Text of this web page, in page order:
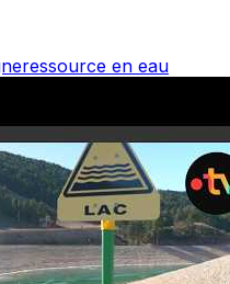
ressource en eau